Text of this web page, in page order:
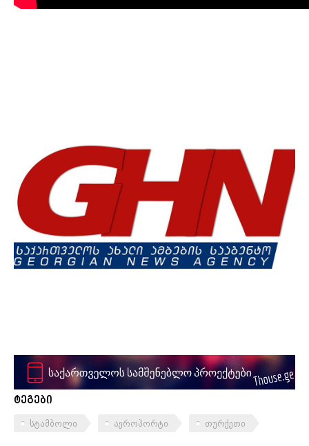
ტეგები
სტამბოლი აეროპორტი თურქეთი